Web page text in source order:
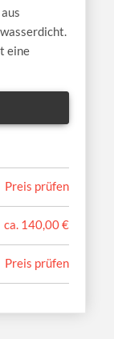
eine
Preis prüfen
ca. 140,00 €
Preis prüfen